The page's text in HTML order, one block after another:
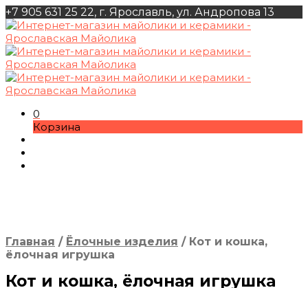
+7 905 631 25 22, г. Ярославль, ул. Андропова 13
0
Корзина
Главная / Ёлочные изделия /Кот и кошка,
ёлочная игрушка
Кот и кошка, ёлочная игрушка